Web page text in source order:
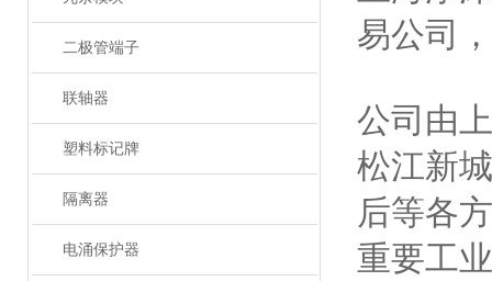
二极管端子
联轴器
塑料标记牌
隔离器
电涌保护器
易公司
公司由
松江新
后等各
重要工